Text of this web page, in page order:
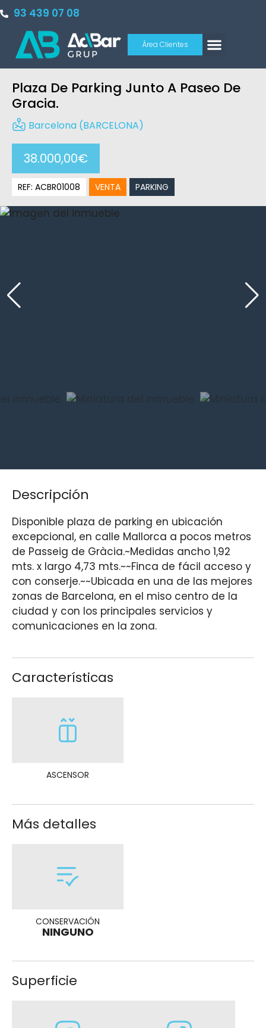
93 439 07 08
Área Clientes
Plaza De Parking Junto A Paseo De
Gracia.
Barcelona (BARCELONA)
38.000,00€
REF: ACBR01008 VENTA PARKING
Descripción
Disponible plaza de parking en ubicación
excepcional, en calle Mallorca a pocos metros
de Passeig de Gràcia.~Medidas ancho 1,92
mts. x largo 4,73 mts.~~Finca de fácil acceso y
con conserje.~~Ubicada en una de las mejores
zonas de Barcelona, en el miso centro de la
ciudad y con los principales servicios y
comunicaciones en la zona.
Características
ASCENSOR
Más detalles
CONSERVACIÓN
NINGUNO
Superficie